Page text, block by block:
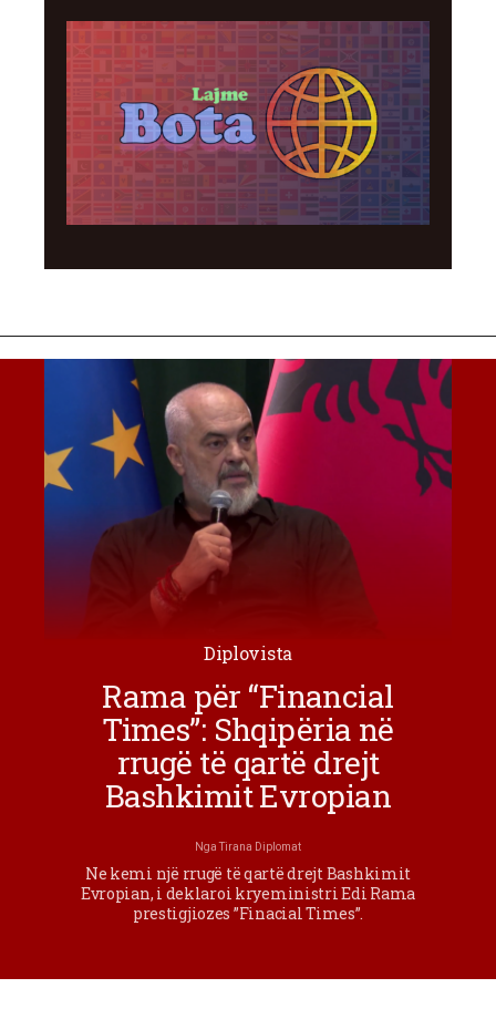
Diplovista
Rama për “Financial
Times”: Shqipëria në
rrugë të qartë drejt
Bashkimit Evropian
NgaTirana Diplomat
Ne kemi një rrugë të qartë drejt Bashkimit
Evropian, i deklaroi kryeministri Edi Rama
prestigjiozes ”Finacial Times”.